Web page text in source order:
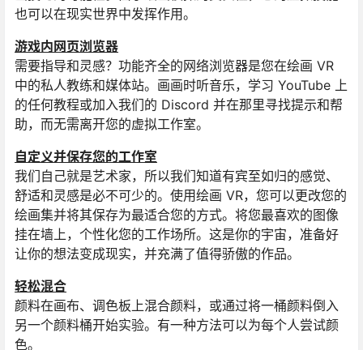
也可以在现实世界中发挥作用。
游戏内网页浏览器
需要指导和灵感？功能齐全的网络浏览器是您在绘画 VR
中的私人教练和媒体站。画画时听音乐，学习 YouTube 上
的任何教程或加入我们的 Discord 并在那里寻找提示和帮
助，而无需离开您的虚拟工作室。
自定义并保存您的工作室
我们自己就是艺术家，所以我们知道有宾至如归的感觉、
舒适和灵感是必不可少的。使用绘画 VR，您可以更改您的
绘画集并将其保存为最适合您的方式。将您最喜欢的图像
挂在墙上，个性化您的工作场所。这是你的宇宙，准备好
让你的想法变成现实，并充满了值得骄傲的作品。
轻松混合
颜料在画布、调色板上混合颜料，或通过将一桶颜料倒入
另一个颜料桶开始实验。有一种方法可以为每个人尝试颜
色。